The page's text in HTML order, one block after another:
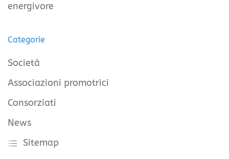
energivore
Categorie
Società
Associazioni promotrici
Consorziati
News
Sitemap